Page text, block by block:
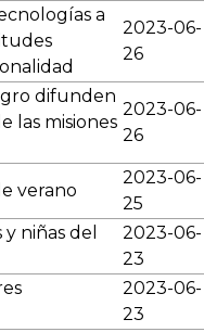
a
2023-06-
26
difunden
las misiones
2023-06-
26
verano
2023-06-
25
niñas del
2023-06-
23
2023-06-
23